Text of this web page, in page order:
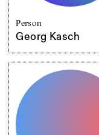
Person
Georg Kasch